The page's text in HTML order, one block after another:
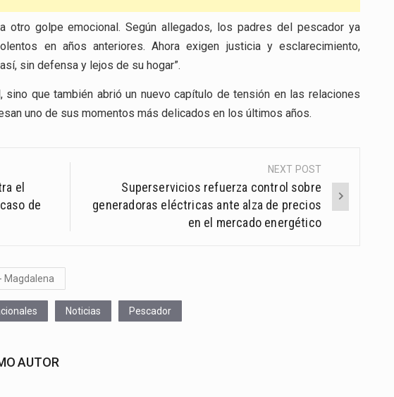
otro golpe emocional. Según allegados, los padres del pescador ya
en años anteriores. Ahora exigen justicia y esclarecimiento,
sin defensa y lejos de su hogar”.
sino que también abrió un nuevo capítulo de tensión en las relaciones
uno de sus momentos más delicados en los últimos años.
el
de
NEXT POST
Superservicios refuerza control sobre
generadoras eléctricas ante alza de precios
en el mercado energético
Magdalena
Noticias Pescador
AUTOR